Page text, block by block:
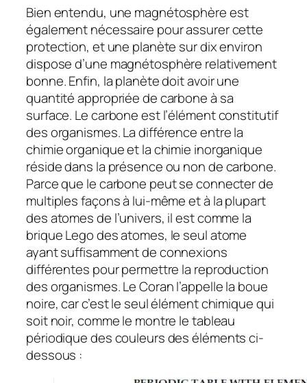
Bien entendu, une magnétosphère est
également nécessaire pour assurer cette
protection, et une planète sur dix environ
dispose d’une magnétosphère relativement
bonne. Enfin, la planète doit avoir une
quantité appropriée de carbone à sa
surface. Le carbone est l’élément constitutif
des organismes. La différence entre la
chimie organique et la chimie inorganique
réside dans la présence ou non de carbone.
Parce que le carbone peut se connecter de
multiples façons à lui-même et à la plupart
des atomes de l’univers, il est comme la
brique Lego des atomes, le seul atome
ayant suffisamment de connexions
différentes pour permettre la reproduction
des organismes. Le Coran l’appelle la boue
noire, car c’est le seul élément chimique qui
soit noir, comme le montre le tableau
périodique des couleurs des éléments ci-
dessous :